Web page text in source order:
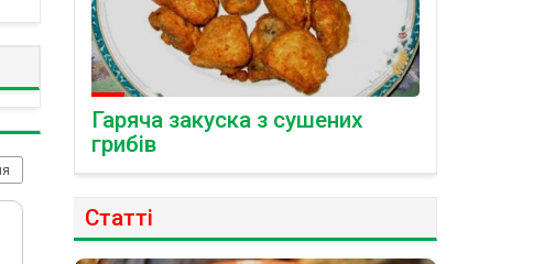
Гаряча закуска з сушених
грибів
Статті